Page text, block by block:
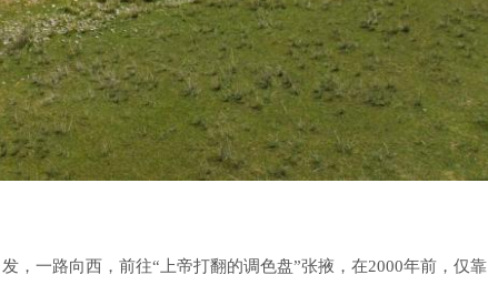
，一路向西，前往“上帝打翻的调色盘”张掖，在2000年前，仅靠